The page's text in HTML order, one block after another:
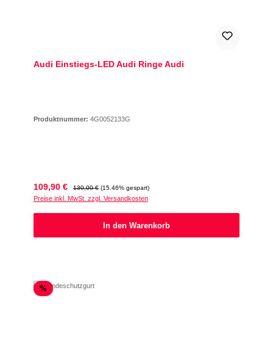
Audi Einstiegs-LED Audi Ringe Audi
Produktnummer: 4G0052133G
Verkaufspreis:
109,90 € Regulärer Preis:
130,00 € (15.46% gespart)
Preise inkl. MwSt. zzgl. Versandkosten
In den Warenkorb
%Rabatt